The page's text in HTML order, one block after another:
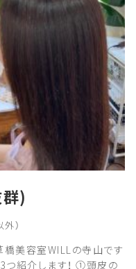
)
）
橋美容室WILLの寺山です
つ紹介します！ ①頭皮の